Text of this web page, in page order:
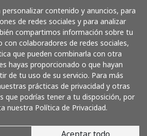
contenido y anuncios, para
de redes sociales y para analizar
compartimos información sobre tu
colaboradores de redes sociales,
que pueden combinarla con otra
hayas proporcionado o que hayan
de tu uso de su servicio. Para más
prácticas de privacidad y otras
que podrías tener a tu disposición, por
nuestra Política de Privacidad.
Aceptar todo
Paga con